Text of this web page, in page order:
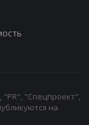
"Спецпроект",
на